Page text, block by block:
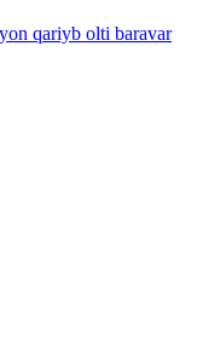
qariyb olti baravar